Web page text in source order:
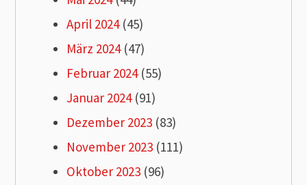
April 2024(45)
März 2024(47)
Februar 2024(55)
Januar 2024(91)
Dezember 2023 (83)
November 2023 (111)
Oktober 2023 (96)